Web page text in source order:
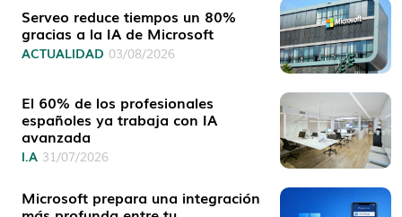
Serveo reduce tiempos un 80%
gracias a la IA de Microsoft
ACTUALIDAD 03/08/2026
El 60% de los profesionales
españoles ya trabaja con IA
avanzada
I.A 31/07/2026
Microsoft prepara una integración